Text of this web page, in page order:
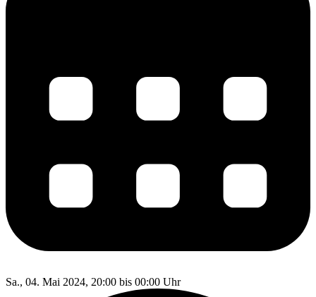
Sa., 04. Mai 2024, 20:00 bis 00:00 Uhr